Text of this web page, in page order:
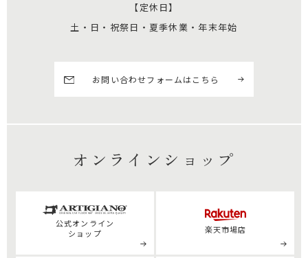
【定休日】
土・日・祝祭日・夏季休業・年末年始
お問い合わせフォームはこちら
オンラインショップ
公式オンライン
ショップ
楽天市場店